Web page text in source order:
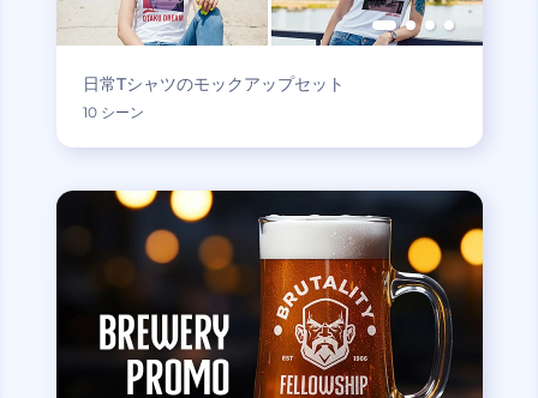
日常Tシャツのモックアップセット
10 シーン